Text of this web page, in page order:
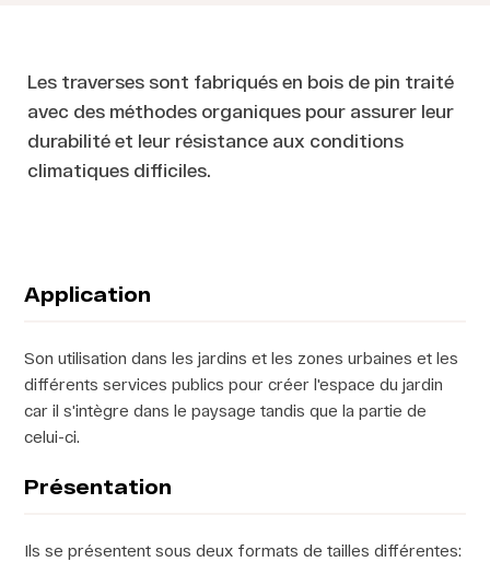
Les traverses sont fabriqués en bois de pin traité
avec des méthodes organiques pour assurer leur
durabilité et leur résistance aux conditions
climatiques difficiles.
Application
Son utilisation dans les jardins et les zones urbaines et les
différents services publics pour créer l'espace du jardin
car il s'intègre dans le paysage tandis que la partie de
celui-ci.
Présentation
Ils se présentent sous deux formats de tailles différentes: